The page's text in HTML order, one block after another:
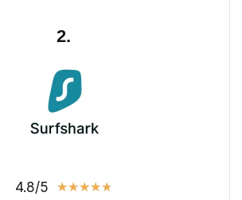
2.
4.8/5 ★★★★★